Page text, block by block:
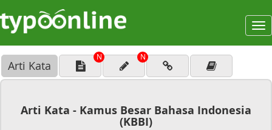
Arti Kata
N N
Arti Kata - Kamus Besar Bahasa Indonesia
(KBBI)